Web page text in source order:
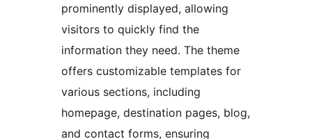
prominently displayed, allowing
visitors to quickly find the
information they need. The theme
offers customizable templates for
various sections, including
homepage, destination pages, blog,
and contact forms, ensuring